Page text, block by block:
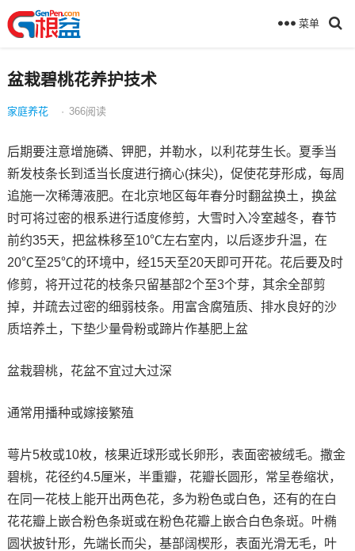
菜单
盆栽碧桃花养护技术
家庭养花 · 366阅读
后期要注意增施磷、钾肥，并勒水，以利花芽生长。夏季当
新发枝条长到适当长度进行摘心(抹尖)，促使花芽形成，每周
追施一次稀薄液肥。在北京地区每年春分时翻盆换土，换盆
时可将过密的根系进行适度修剪，大雪时入冷室越冬，春节
前约35天，把盆株移至10℃左右室内，以后逐步升温，在
20℃至25℃的环境中，经15天至20天即可开花。花后要及时
修剪，将开过花的枝条只留基部2个至3个芽，其余全部剪
掉，并疏去过密的细弱枝条。用富含腐殖质、排水良好的沙
质培养土，下垫少量骨粉或蹄片作基肥上盆
盆栽碧桃，花盆不宜过大过深
通常用播种或嫁接繁殖
萼片5枚或10枚，核果近球形或长卵形，表面密被绒毛。撒金
碧桃，花径约4.5厘米，半重瓣，花瓣长圆形，常呈卷缩状，
在同一花枝上能开出两色花，多为粉色或白色，还有的在白
花花瓣上嵌合粉色条斑或在粉色花瓣上嵌合白色条斑。叶椭
圆状披针形，先端长而尖，基部阔楔形，表面光滑无毛，叶